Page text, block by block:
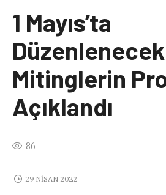
1 Mayıs’ta
Düzenlenecek
Mitinglerin
Açıklandı
86
29 NISAN 2022